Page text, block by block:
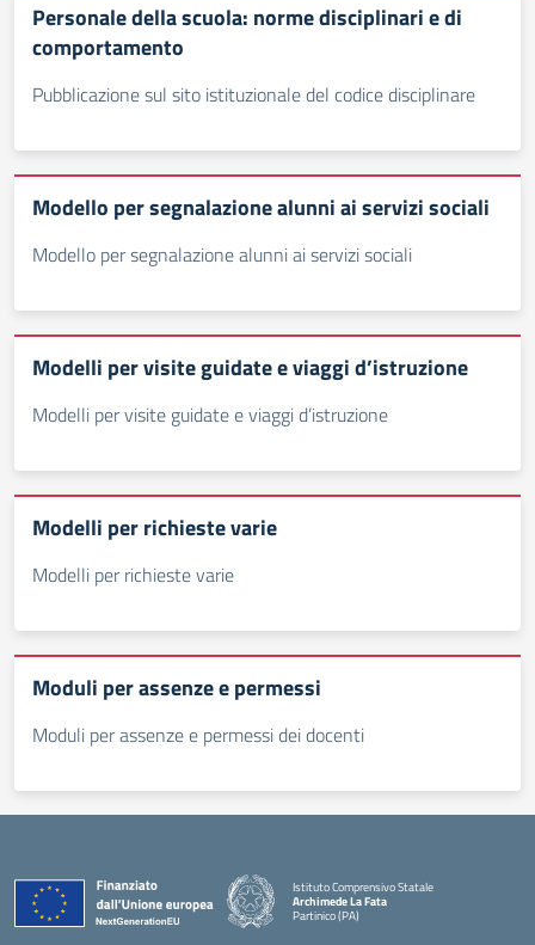
Personale della scuola: norme disciplinari e di
comportamento
Pubblicazione sul sito istituzionale del codice disciplinare
Modello per segnalazione alunni ai servizi sociali
Modello per segnalazione alunni ai servizi sociali
Modelli per visite guidate e viaggi d’istruzione
Modelli per visite guidate e viaggi d’istruzione
Modelli per richieste varie
Modelli per richieste varie
Moduli per assenze e permessi
Moduli per assenze e permessi dei docenti
Istituto Comprensivo Statale
Archimede La Fata
Partinico (PA)